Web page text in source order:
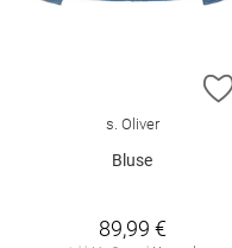
s. Oliver
Bluse
89,99 €